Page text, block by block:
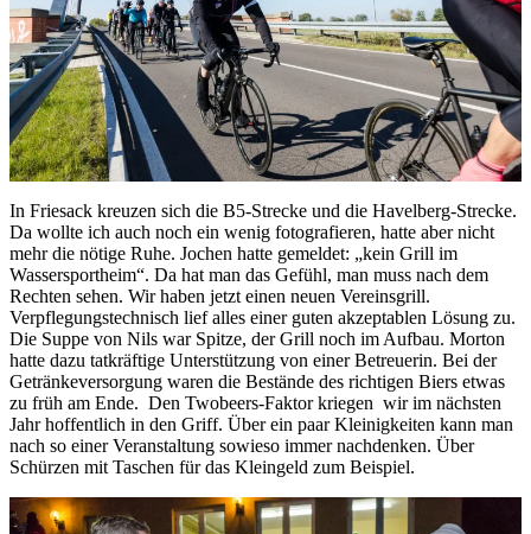
In Friesack kreuzen sich die B5-Strecke und die Havelberg-Strecke.
Da wollte ich auch noch ein wenig fotografieren, hatte aber nicht
mehr die nötige Ruhe. Jochen hatte gemeldet: „kein Grill im
Wassersportheim“. Da hat man das Gefühl, man muss nach dem
Rechten sehen. Wir haben jetzt einen neuen Vereinsgrill.
Verpflegungstechnisch lief alles einer guten akzeptablen Lösung zu.
Die Suppe von Nils war Spitze, der Grill noch im Aufbau. Morton
hatte dazu tatkräftige Unterstützung von einer Betreuerin. Bei der
Getränkeversorgung waren die Bestände des richtigen Biers etwas
zu früh am Ende. Den Twobeers-Faktor kriegen wir im nächsten
Jahr hoffentlich in den Griff. Über ein paar Kleinigkeiten kann man
nach so einer Veranstaltung sowieso immer nachdenken. Über
Schürzen mit Taschen für das Kleingeld zum Beispiel.